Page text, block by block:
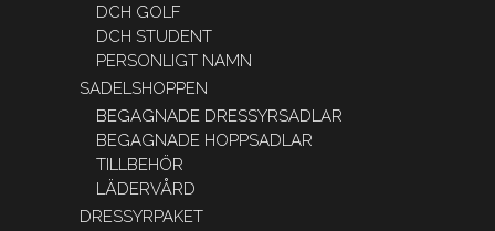
DCH GOLF
DCH STUDENT
PERSONLIGT NAMN
SADELSHOPPEN
BEGAGNADE DRESSYRSADLAR
BEGAGNADE HOPPSADLAR
TILLBEHÖR
LÄDERVÅRD
DRESSYRPAKET